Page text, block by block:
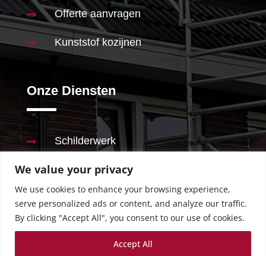
We value your privacy
We use cookies to enhance your browsing experience,
serve personalized ads or content, and analyze our traffic.
By clicking "Accept All", you consent to our use of cookies.
Accept All
 Offerte aanvragen
 Kunststof kozijnen
Onze Diensten
 Schilderwerk
 Stucwerk
Behangen
Renovaties